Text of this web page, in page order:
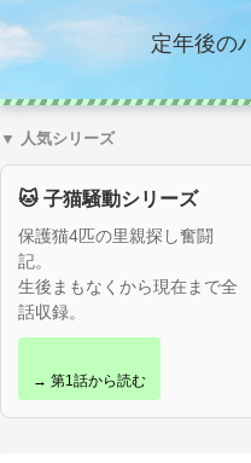
定年後の
▼ 人気シリーズ
🐱 子猫騒動シリーズ
保護猫4匹の里親探し奮闘
記。
生後まもなくから現在まで全
話収録。
→ 第1話から読む